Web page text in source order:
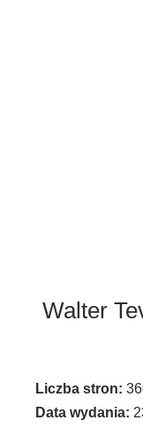
Walter
Liczba stron:
Data wydania: